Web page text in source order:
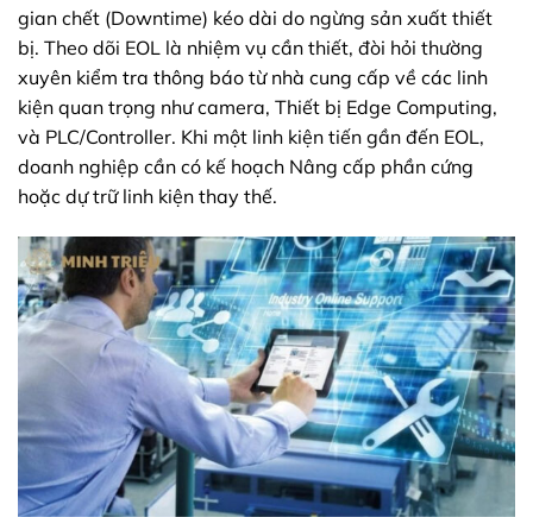
gian chết (Downtime) kéo dài do ngừng sản xuất thiết
bị. Theo dõi EOL là nhiệm vụ cần thiết, đòi hỏi thường
xuyên kiểm tra thông báo từ nhà cung cấp về các linh
kiện quan trọng như camera, Thiết bị Edge Computing,
và PLC/Controller. Khi một linh kiện tiến gần đến EOL,
doanh nghiệp cần có kế hoạch Nâng cấp phần cứng
hoặc dự trữ linh kiện thay thế.